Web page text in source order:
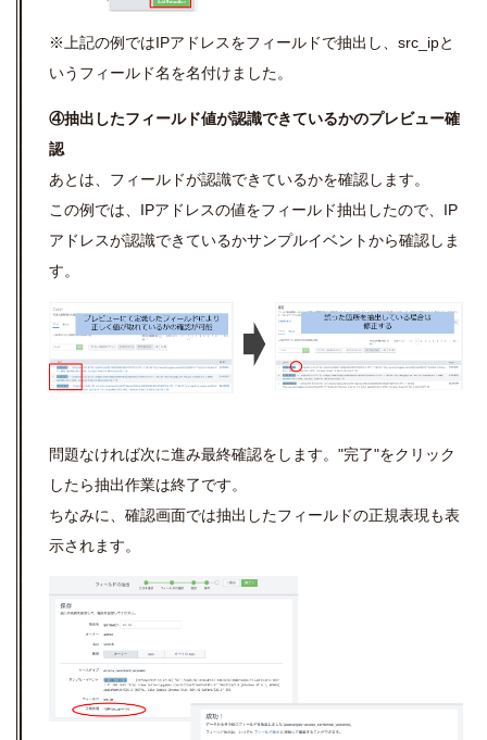
※上記の例ではIPアドレスをフィールドで抽出し、src_ipと
いうフィールド名を名付けました。
④抽出したフィールド値が認識できているかのプレビュー確
認
あとは、フィールドが認識できているかを確認します。
この例では、IPアドレスの値をフィールド抽出したので、IP
アドレスが認識できているかサンプルイベントから確認しま
す。
問題なければ次に進み最終確認をします。"完了"をクリック
したら抽出作業は終了です。
ちなみに、確認画面では抽出したフィールドの正規表現も表
示されます。